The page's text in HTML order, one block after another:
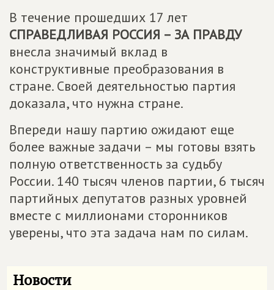
В течение прошедших 17 лет
СПРАВЕДЛИВАЯ РОССИЯ – ЗА ПРАВДУ
внесла значимый вклад в
конструктивные преобразования в
стране. Своей деятельностью партия
доказала, что нужна стране.
Впереди нашу партию ожидают еще
более важные задачи – мы готовы взять
полную ответственность за судьбу
России. 140 тысяч членов партии, 6 тысяч
партийных депутатов разных уровней
вместе с миллионами сторонников
уверены, что эта задача нам по силам.
Новости